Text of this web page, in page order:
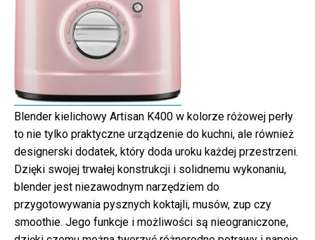
Blender kielichowy Artisan K400 w kolorze różowej perły
to nie tylko praktyczne urządzenie do kuchni, ale również
designerski dodatek, który doda uroku każdej przestrzeni.
Dzięki swojej trwałej konstrukcji i solidnemu wykonaniu,
blender jest niezawodnym narzędziem do
przygotowywania pysznych koktajli, musów, zup czy
smoothie. Jego funkcje i możliwości są nieograniczone,